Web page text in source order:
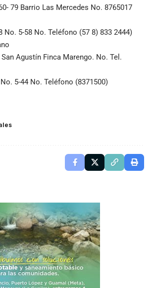
79 Barrio Las Mercedes No. 8765017
No. 5-58 No. Teléfono (57 8) 833 2444)
Agustín Finca Marengo. No. Tel.
5-44 No. Teléfono (8371500)